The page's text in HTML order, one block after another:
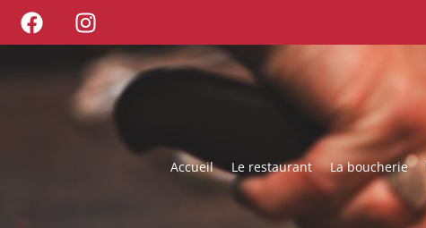
Accueil Le restaurant La boucherie